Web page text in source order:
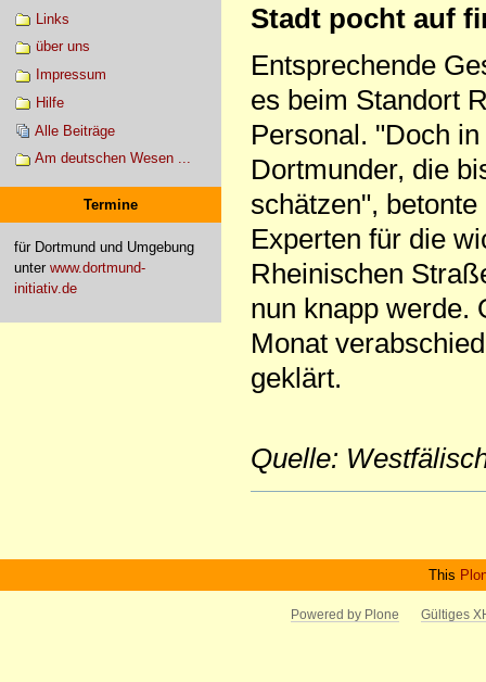
Links
über uns
Impressum
Hilfe
Alle Beiträge
Am deutschen Wesen ...
Termine
für Dortmund und Umgebung
unter www.dortmund-
initiativ.de
Stadt pocht auf
Entsprechende
es beim Standort
Personal. "Doch
Dortmunder, die
schätzen",
Experten für die
Rheinischen
nun knapp werde.
Monat
geklärt.
Quelle:
This
Powered by Plone Gültiges